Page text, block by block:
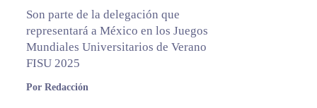
Son parte de la delegación que
representará a México en los Juegos
Mundiales Universitarios de Verano
FISU 2025
Por Redacción